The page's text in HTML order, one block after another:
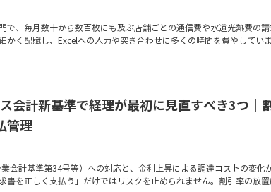
で、毎月数十から数百枚にも及ぶ店舗ごとの通信費や水道光熱費の
かく配賦し、Excelへの入力や突き合わせに多くの時間を費やしてい
会計新基準で経理が最初に見直すべき3つ｜
管理
会計基準第34号等）への対応と、金利上昇による調達コストの変化
書を正しく支払う」だけではリスクを止められません。割引率の放置